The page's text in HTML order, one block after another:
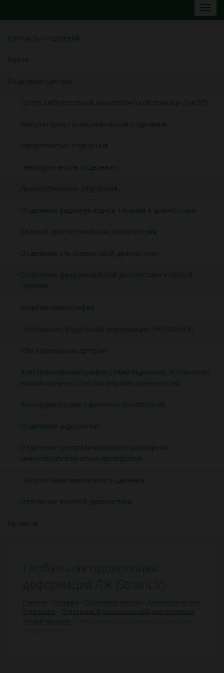
Контакты отделений
Врачи
Отделения центра
Центр амбулаторной онкологической помощи (ЦАОП)
Амбулаторно-поликлиническое отделение
Хирургические отделения
Нехирургические отделения
Диагностические отделения
Отделение радионуклидной терапии и диагностики
Клинико-диагностическая лаборатория
Отделение ультразвуковой диагностики
Отделение функциональной диагностики и общей
терапии
Бодиплетизмография
УЗИ коронарных артерий
Электронейромиография стимуляционная, игольчатая
нижних конечностей или верхних конечностей
Эхокардиография с физической нагрузкой
Отделение эндоскопии
Отделение централизованного разведения
химиотерапевтических препаратов
Патологоанатомическое отделение
Отделение лучевой диагностики
Проекты
Глобальная продольная
деформация ЛЖ (StrainLV)
Главная Клиника Отделения центра
Диагностические
отделения
Отделение функциональной диагностики и
общей терапии